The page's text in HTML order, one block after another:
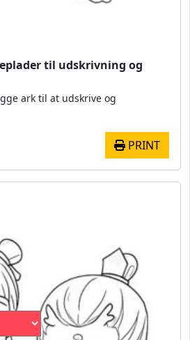
til udskrivning og
ark til at udskrive og
PRINT